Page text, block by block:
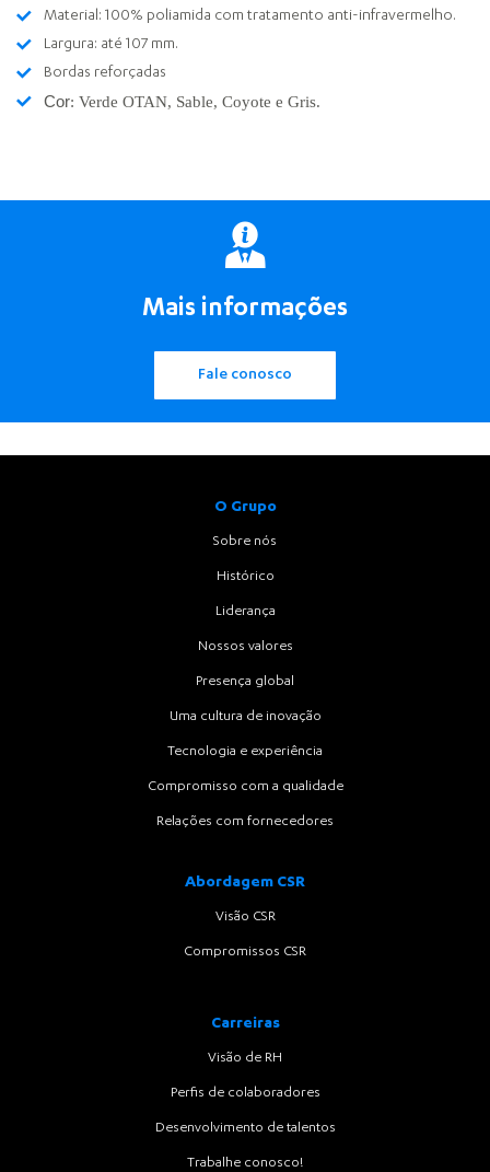
Material: 100% poliamida com tratamento anti-infravermelho.
Largura: até 107 mm.
Bordas reforçadas
Cor: Verde OTAN, Sable, Coyote e Gris.
Mais informações
Fale conosco
O Grupo
Sobre nós
Histórico
Liderança
Nossos valores
Presença global
Uma cultura de inovação
Tecnologia e experiência
Compromisso com a qualidade
Relações com fornecedores
Abordagem CSR
Visão CSR
Compromissos CSR
Carreiras
Visão de RH
Perfis de colaboradores
Desenvolvimento de talentos
Trabalhe conosco!